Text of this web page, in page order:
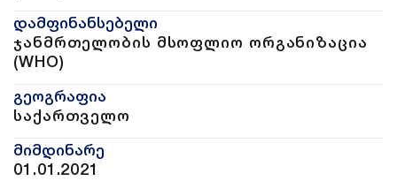
დამფინანსებელი
ჯანმრთელობის მსოფლიო ორგანიზაცია
(WHO)
გეოგრაფია
საქართველო
მიმდინარე
01.01.2021